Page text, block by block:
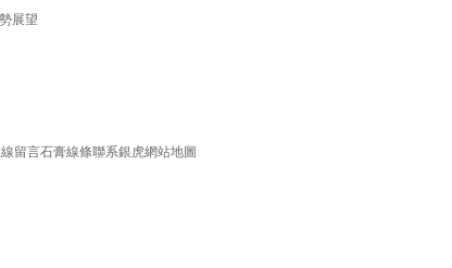
展望
留言石膏線條聯系銀虎網站地圖